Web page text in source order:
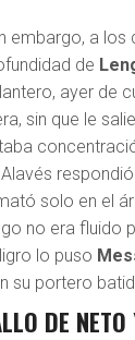
embargo, a los
de
ayer de
sin que le
Alavés
solo en el
no era fluido
lo puso
su portero
DE